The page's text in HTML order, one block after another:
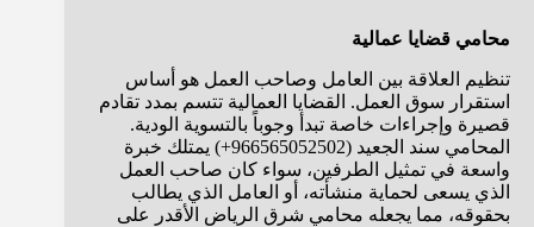
محامي قضايا عمالية
تنظيم العلاقة بين العامل وصاحب العمل هو أساس
استقرار سوق العمل. القضايا العمالية تتسم بمدد تقادم
قصيرة وإجراءات خاصة تبدأ وجوباً بالتسوية الودية.
المحامي سند الجعيد (966565052502+) يمتلك خبرة
واسعة في تمثيل الطرفين، سواء كان صاحب العمل
الذي يسعى لحماية منشأته، أو العامل الذي يطالب
بحقوقه، مما يجعله محامي شرق الرياض الأقدر على